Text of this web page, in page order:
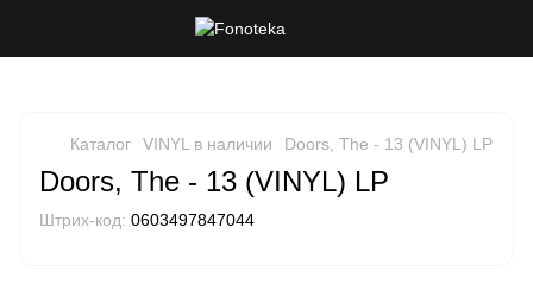
Каталог VINYL в наличии Doors, The - 13 (VINYL) LP
Doors, The - 13 (VINYL) LP
Штрих-код: 0603497847044